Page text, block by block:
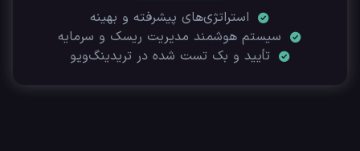
استراتژی‌های پیشرفته و بهینه
سیستم هوشمند مدیریت ریسک و سرمایه
تأیید‌ و بک تست شده در تریدینگ‌ویو